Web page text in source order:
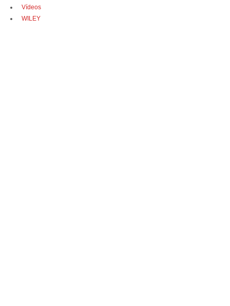
Vídeos
WILEY